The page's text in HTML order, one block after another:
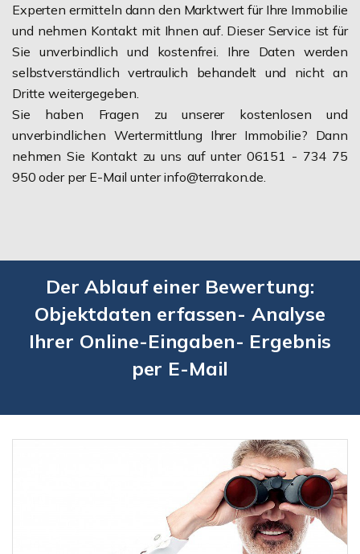
Experten ermitteln dann den Marktwert für Ihre Immobilie
und nehmen Kontakt mit Ihnen auf. Dieser Service ist für
Sie unverbindlich und kostenfrei. Ihre Daten werden
selbstverständlich vertraulich behandelt und nicht an
Dritte weitergegeben.
Sie haben Fragen zu unserer kostenlosen und
unverbindlichen Wertermittlung Ihrer Immobilie? Dann
nehmen Sie Kontakt zu uns auf unter 06151 - 734 75
950 oder per E-Mail unter info@terrakon.de.
Der Ablauf einer Bewertung:
Objektdaten erfassen- Analyse
Ihrer Online-Eingaben- Ergebnis
per E-Mail